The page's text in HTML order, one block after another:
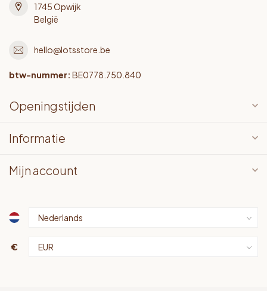
1745 Opwijk
België
hello@lotsstore.be
btw-nummer: BE0778.750.840
Openingstijden
Informatie
Mijn account
€